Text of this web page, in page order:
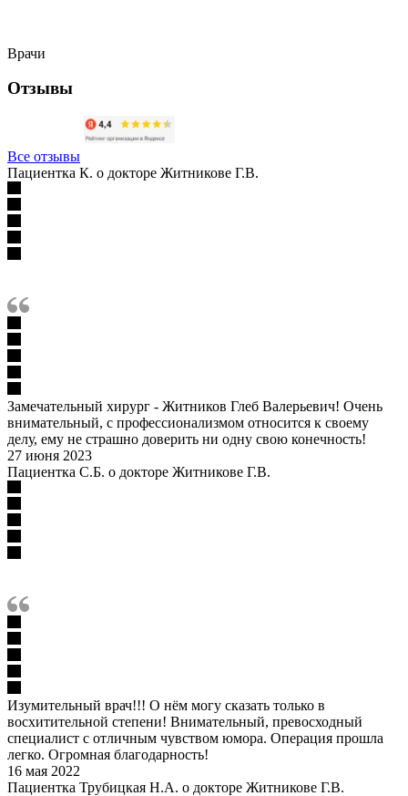
Врачи
Отзывы
Все отзывы
Пациентка К. о докторе Житникове Г.В.
Замечательный хирург - Житников Глеб Валерьевич! Очень
внимательный, с профессионализмом относится к своему
делу, ему не страшно доверить ни одну свою конечность!
27 июня 2023
Пациентка С.Б. о докторе Житникове Г.В.
Изумительный врач!!! О нём могу сказать только в
восхитительной степени! Внимательный, превосходный
специалист с отличным чувством юмора. Операция прошла
легко. Огромная благодарность!
16 мая 2022
Пациентка Трубицкая Н.А. о докторе Житникове Г.В.